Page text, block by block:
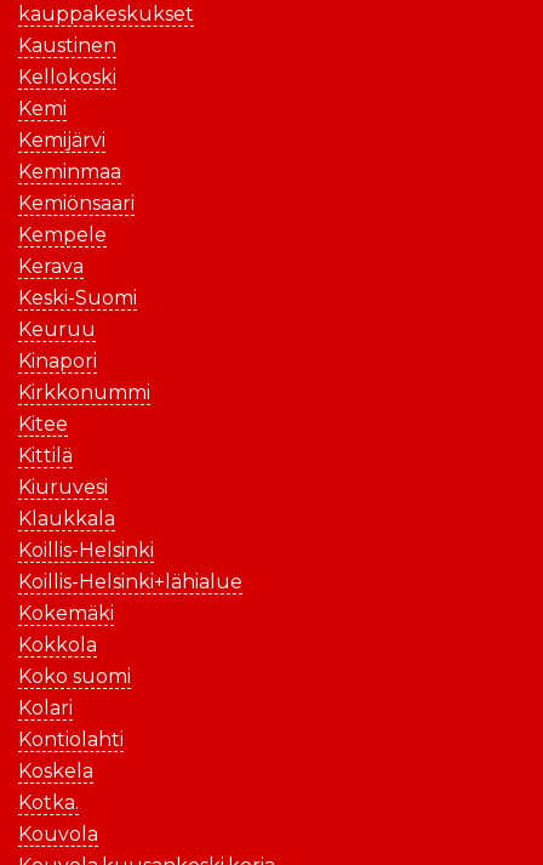
kauppakeskukset
Kaustinen
Kellokoski
Kemi
Kemijärvi
Keminmaa
Kemiönsaari
Kempele
Kerava
Keski-Suomi
Keuruu
Kinapori
Kirkkonummi
Kitee
Kittilä
Kiuruvesi
Klaukkala
Koillis-Helsinki
Koillis-Helsinki+lähialue
Kokemäki
Kokkola
Koko suomi
Kolari
Kontiolahti
Koskela
Kotka.
Kouvola